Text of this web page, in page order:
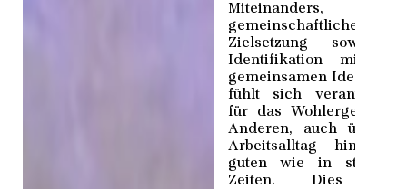
Miteinanders,
gemeinschaftlichen
Zielsetzung sowie
Identifikation mit
gemeinsamen Idee.
fühlt sich
für das Wohlergehen
Anderen, auch über
Arbeitsalltag hinaus.
guten wie in
Zeiten. Dies